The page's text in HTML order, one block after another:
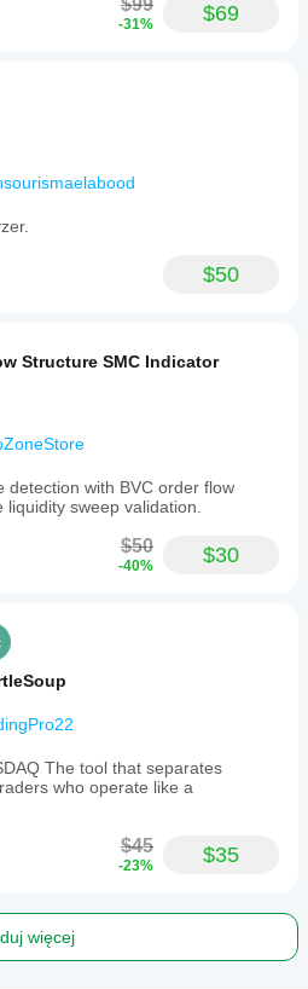
$99
-31% $69
$50
Structure SMC Indicator
detection with BVC order flow
sweep validation.
$50
-40% $30
The tool that separates
who operate like a
$45
-23% $35
więcej